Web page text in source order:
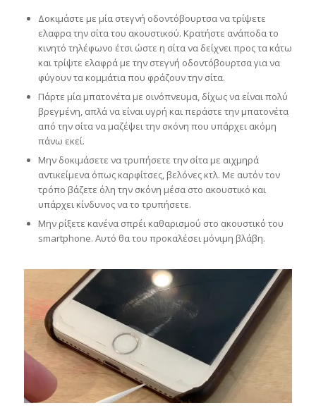
Δοκιμάστε με μία στεγνή οδοντόβουρτσα να τρίψετε
ελαφρα την σίτα του ακουστικού. Κρατήστε ανάποδα το
κινητό τηλέφωνο έτσι ώστε η σίτα να δείχνει προς τα κάτω
και τρίψτε ελαφρά με την στεγνή οδοντόβουρτσα για να
φύγουν τα κομμάτια που φράζουν την σίτα.
Πάρτε μία μπατονέτα με οινόπνευμα, δίχως να είναι πολύ
βρεγμένη, απλά να είναι υγρή και περάστε την μπατονέτα
από την σίτα να μαζέψει την σκόνη που υπάρχει ακόμη
πάνω εκεί.
Μην δοκιμάσετε να τρυπήσετε την σίτα με αιχμηρά
αντικείμενα όπως καρφίτσες, βελόνες κτλ. Με αυτόν τον
τρόπο βάζετε όλη την σκόνη μέσα στο ακουστικό και
υπάρχει κίνδυνος να το τρυπήσετε.
Μην ρίξετε κανένα σπρέι καθαρισμού στο ακουστικό του
smartphone. Αυτό θα του προκαλέσει μόνιμη βλάβη.